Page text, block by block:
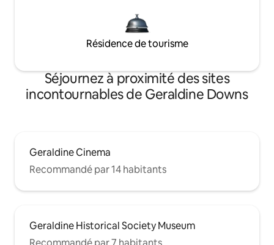
Résidence de tourisme
Séjournez à proximité des sites
incontournables de Geraldine Downs
Geraldine Cinema
Recommandé par 14 habitants
Geraldine Historical Society Museum